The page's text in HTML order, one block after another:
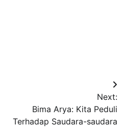
Next:
Bima Arya: Kita Peduli
Terhadap Saudara-saudara